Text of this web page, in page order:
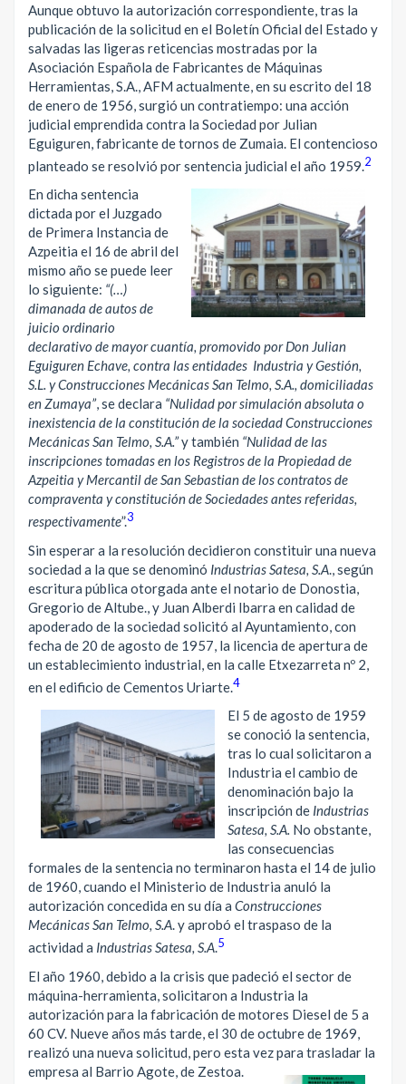
Aunque obtuvo la autorización correspondiente, tras la
publicación de la solicitud en el Boletín Oficial del Estado y
salvadas las ligeras reticencias mostradas por la
Asociación Española de Fabricantes de Máquinas
Herramientas, S.A., AFM actualmente, en su escrito del 18
de enero de 1956, surgió un contratiempo: una acción
judicial emprendida contra la Sociedad por Julian
Eguiguren, fabricante de tornos de Zumaia. El contencioso
planteado se resolvió por sentencia judicial el año 1959.2
En dicha sentencia
dictada por el Juzgado
de Primera Instancia de
Azpeitia el 16 de abril del
mismo año se puede leer
lo siguiente: “(…)
dimanada de autos de
juicio ordinario
declarativo de mayor cuantía, promovido por Don Julian
Eguiguren Echave, contra las entidades Industria y Gestión,
S.L. y Construcciones Mecánicas San Telmo, S.A., domiciliadas
en Zumaya”, se declara “Nulidad por simulación absoluta o
inexistencia de la constitución de la sociedad Construcciones
Mecánicas San Telmo, S.A.”y también “Nulidad de las
inscripciones tomadas en los Registros de la Propiedad de
Azpeitia y Mercantil de San Sebastian de los contratos de
compraventa y constitución de Sociedades antes referidas,
respectivamente”.3
Sin esperar a la resolución decidieron constituir una nueva
sociedad a la que se denominó Industrias Satesa, S.A., según
escritura pública otorgada ante el notario de Donostia,
Gregorio de Altube., y Juan Alberdi Ibarra en calidad de
apoderado de la sociedad solicitó al Ayuntamiento, con
fecha de 20 de agosto de 1957, la licencia de apertura de
un establecimiento industrial, en la calle Etxezarreta nº 2,
en el edificio de Cementos Uriarte.4
El 5 de agosto de 1959
se conoció la sentencia,
tras lo cual solicitaron a
Industria el cambio de
denominación bajo la
inscripción de Industrias
Satesa, S.A. No obstante,
las consecuencias
formales de la sentencia no terminaron hasta el 14 de julio
de 1960, cuando el Ministerio de Industria anuló la
autorización concedida en su día a Construcciones
Mecánicas San Telmo, S.A. y aprobó el traspaso de la
actividad a Industrias Satesa, S.A.5
El año 1960, debido a la crisis que padeció el sector de
máquina-herramienta, solicitaron a Industria la
autorización para la fabricación de motores Diesel de 5 a
60 CV. Nueve años más tarde, el 30 de octubre de 1969,
realizó una nueva solicitud, pero esta vez para trasladar la
empresa al Barrio Agote, de Zestoa.